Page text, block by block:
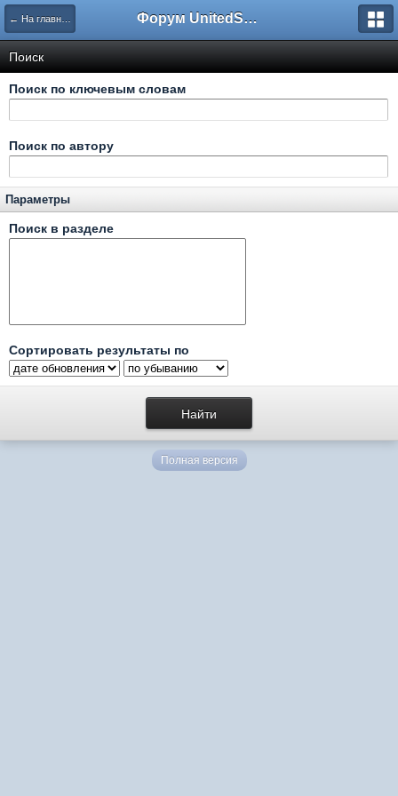
← На главную Форум UnitedSouth
Поиск
Поиск по ключевым словам
Поиск по автору
Параметры
Поиск в разделе
Сортировать результаты по
Полная версия